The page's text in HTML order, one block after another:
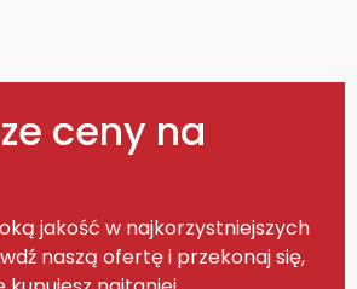
ceny na
jakość w najkorzystniejszych
naszą ofertę i przekonaj się,